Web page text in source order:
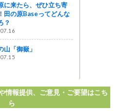
に来たら、ぜひ立ち寄
田の原Baseってどんな
？
山「御嶽」
情報提供、ご意見・ご要望はこち
ら